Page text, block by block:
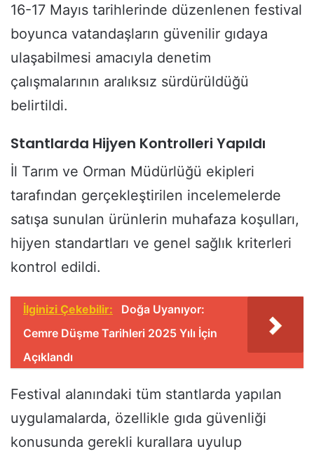
16-17 Mayıs tarihlerinde düzenlenen festival
boyunca vatandaşların güvenilir gıdaya
ulaşabilmesi amacıyla denetim
çalışmalarının aralıksız sürdürüldüğü
belirtildi.
Stantlarda Hijyen Kontrolleri Yapıldı
İl Tarım ve Orman Müdürlüğü ekipleri
tarafından gerçekleştirilen incelemelerde
satışa sunulan ürünlerin muhafaza koşulları,
hijyen standartları ve genel sağlık kriterleri
kontrol edildi.
İlginizi Çekebilir:
Doğa Uyanıyor:
Cemre Düşme Tarihleri 2025 Yılı İçin
Açıklandı
Festival alanındaki tüm stantlarda yapılan
uygulamalarda, özellikle gıda güvenliği
konusunda gerekli kurallara uyulup